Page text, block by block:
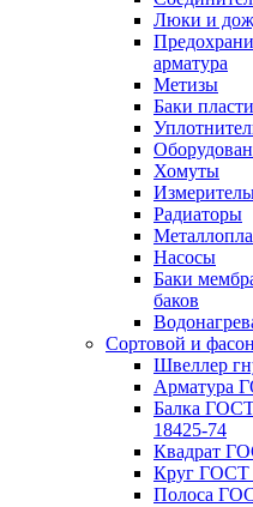
Люки и
арматура
Метизы
Баки
Хомуты
Радиаторы
Насосы
Баки
баков
Сортовой и
Швеллер
Арматура
Балка
18425-74
Квадрат
Круг ГОСТ
Полоса